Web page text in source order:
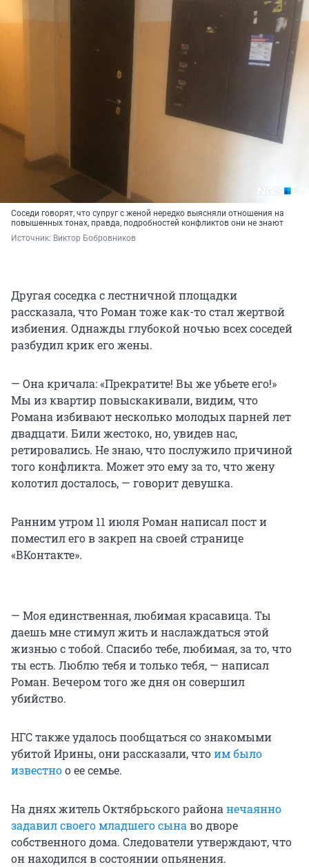
Соседи говорят, что супруг с женой нередко выясняли отношения на
повышенных тонах, правда, подробностей конфликтов они не знают
Источник: Виктор Бобровников
Другая соседка с лестничной площадки
рассказала, что Роман тоже как-то стал жертвой
избиения. Однажды глубокой ночью всех соседей
разбудил крик его жены.
— Она кричала: «Прекратите! Вы же убьете его!»
Мы из квартир повыскакивали, видим, что
Романа избивают несколько молодых парней лет
двадцати. Били жестоко, но, увидев нас,
ретировались. Не знаю, что послужило причиной
того конфликта. Может это ему за то, что жену
колотил досталось, — говорит девушка.
Ранним утром 11 июля Роман написал пост и
поместил его в закреп на своей странице
«ВКонтакте».
— Моя единственная, любимая красавица. Ты
даешь мне стимул жить и наслаждаться этой
жизнью с тобой. Спасибо тебе, любимая, за то, что
ты есть. Люблю тебя и только тебя, — написал
Роман. Вечером того же дня он совершил
убийство.
НГС также удалось пообщаться со знакомыми
убитой Ирины, они рассказали, чтоим было
известноо ее семье.
На днях житель Октябрьского района нечаянно
задавил своего младшего сына во дворе
собственного дома. Следователи утверждают, что
он находился в состоянии опьянения.